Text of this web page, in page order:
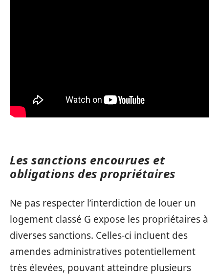
Les sanctions encourues et
obligations des propriétaires
Ne pas respecter l’interdiction de louer un
logement classé G expose les propriétaires à
diverses sanctions. Celles-ci incluent des
amendes administratives potentiellement
très élevées, pouvant atteindre plusieurs